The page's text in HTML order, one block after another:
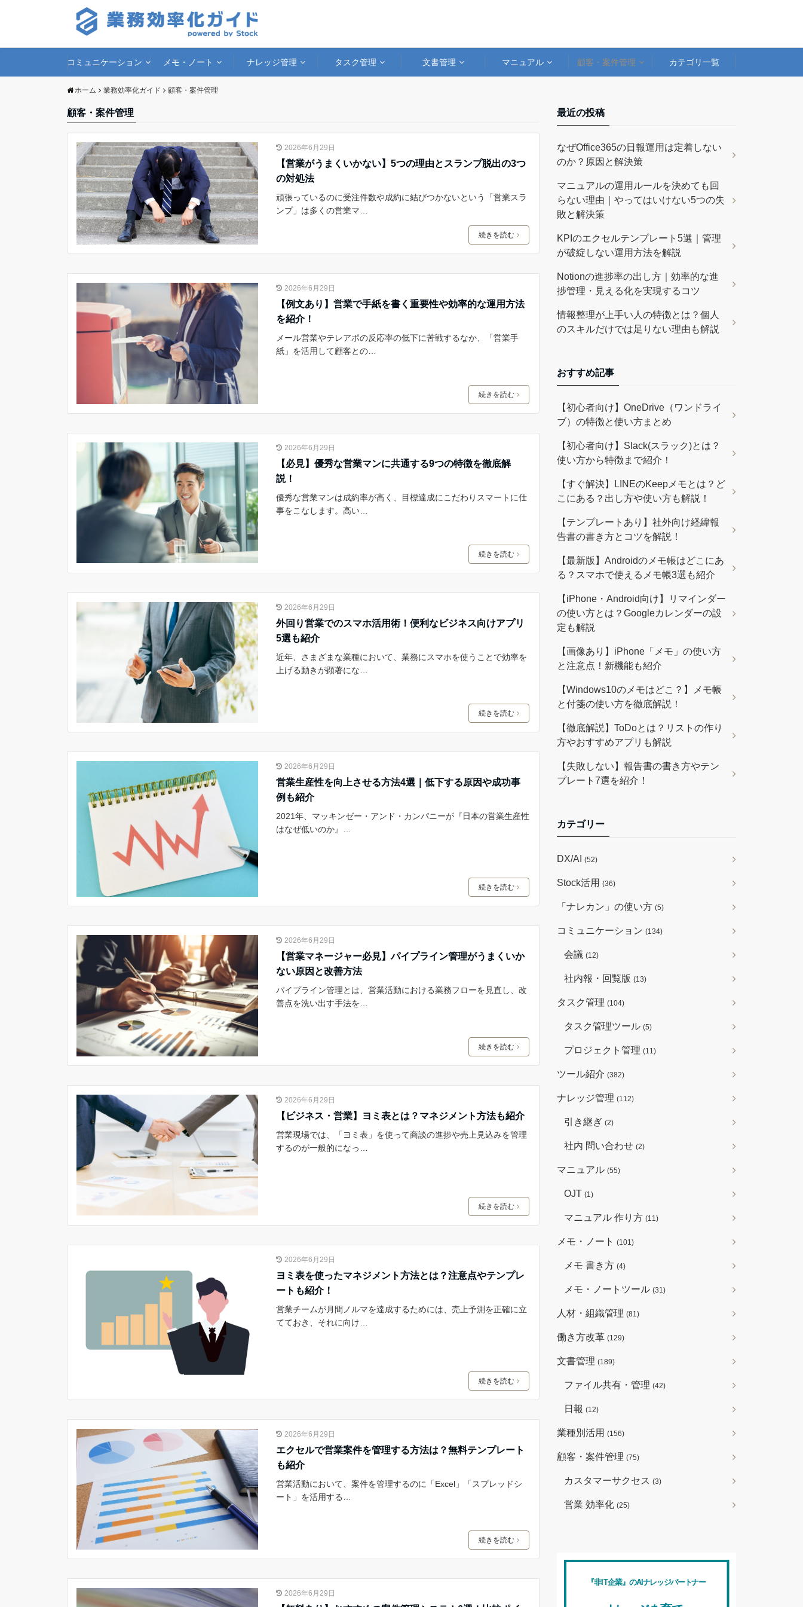
コミュニケーション メモ・ノート ナレッジ管理 タスク管理 文書管理 マニュアル 顧客・案件管理 カテゴリ一覧
ホーム 業務効率化ガイド 顧客・案件管理
顧客・案件管理
2026年6月29日
【営業がうまくいかない】5つの理由とスランプ脱出の3つ
の対処法
頑張っているのに受注件数や成約に結びつかないという「営業スラ
ンプ」は多くの営業マ…
続きを読む
2026年6月29日
【例文あり】営業で手紙を書く重要性や効率的な運用方法
を紹介！
メール営業やテレアポの反応率の低下に苦戦するなか、「営業手
紙」を活用して顧客との…
続きを読む
2026年6月29日
【必見】優秀な営業マンに共通する9つの特徴を徹底解
説！
優秀な営業マンは成約率が高く、目標達成にこだわりスマートに仕
事をこなします。高い…
続きを読む
2026年6月29日
外回り営業でのスマホ活用術！便利なビジネス向けアプリ
5選も紹介
近年、さまざまな業種において、業務にスマホを使うことで効率を
上げる動きが顕著にな…
続きを読む
2026年6月29日
営業生産性を向上させる方法4選｜低下する原因や成功事
例も紹介
2021年、マッキンゼー・アンド・カンパニーが『日本の営業生産性
はなぜ低いのか』…
続きを読む
2026年6月29日
【営業マネージャー必見】パイプライン管理がうまくいか
ない原因と改善方法
パイプライン管理とは、営業活動における業務フローを見直し、改
善点を洗い出す手法を…
続きを読む
2026年6月29日
【ビジネス・営業】ヨミ表とは？マネジメント方法も紹介
営業現場では、「ヨミ表」を使って商談の進捗や売上見込みを管理
するのが一般的になっ…
続きを読む
2026年6月29日
ヨミ表を使ったマネジメント方法とは？注意点やテンプレ
ートも紹介！
営業チームが月間ノルマを達成するためには、売上予測を正確に立
てておき、それに向け…
続きを読む
2026年6月29日
エクセルで営業案件を管理する方法は？無料テンプレート
も紹介
営業活動において、案件を管理するのに「Excel」「スプレッドシ
ート」を活用する…
続きを読む
2026年6月29日
最近の投稿
なぜOffice365の日報運用は定着しない
のか？原因と解決策
マニュアルの運用ルールを決めても回
らない理由｜やってはいけない5つの失
敗と解決策
KPIのエクセルテンプレート5選｜管理
が破綻しない運用方法を解説
Notionの進捗率の出し方｜効率的な進
捗管理・見える化を実現するコツ
情報整理が上手い人の特徴とは？個人
のスキルだけでは足りない理由も解説
おすすめ記事
【初心者向け】OneDrive（ワンドライ
ブ）の特徴と使い方まとめ
【初心者向け】Slack(スラック)とは？
使い方から特徴まで紹介！
【すぐ解決】LINEのKeepメモとは？ど
こにある？出し方や使い方も解説！
【テンプレートあり】社外向け経緯報
告書の書き方とコツを解説！
【最新版】Androidのメモ帳はどこにあ
る？スマホで使えるメモ帳3選も紹介
【iPhone・Android向け】リマインダー
の使い方とは？Googleカレンダーの設
定も解説
【画像あり】iPhone「メモ」の使い方
と注意点！新機能も紹介
【Windows10のメモはどこ？】メモ帳
と付箋の使い方を徹底解説！
【徹底解説】ToDoとは？リストの作り
方やおすすめアプリも解説
【失敗しない】報告書の書き方やテン
プレート7選を紹介！
カテゴリー
DX/AI (52)
Stock活用 (36)
「ナレカン」の使い方 (5)
コミュニケーション (134)
会議 (12)
社内報・回覧版 (13)
タスク管理 (104)
タスク管理ツール (5)
プロジェクト管理 (11)
ツール紹介 (382)
ナレッジ管理 (112)
引き継ぎ (2)
社内 問い合わせ (2)
マニュアル (55)
OJT (1)
マニュアル 作り方 (11)
メモ・ノート (101)
メモ 書き方 (4)
メモ・ノートツール (31)
人材・組織管理 (81)
働き方改革 (129)
文書管理 (189)
ファイル共有・管理 (42)
日報 (12)
業種別活用 (156)
顧客・案件管理 (75)
カスタマーサクセス (3)
営業 効率化 (25)